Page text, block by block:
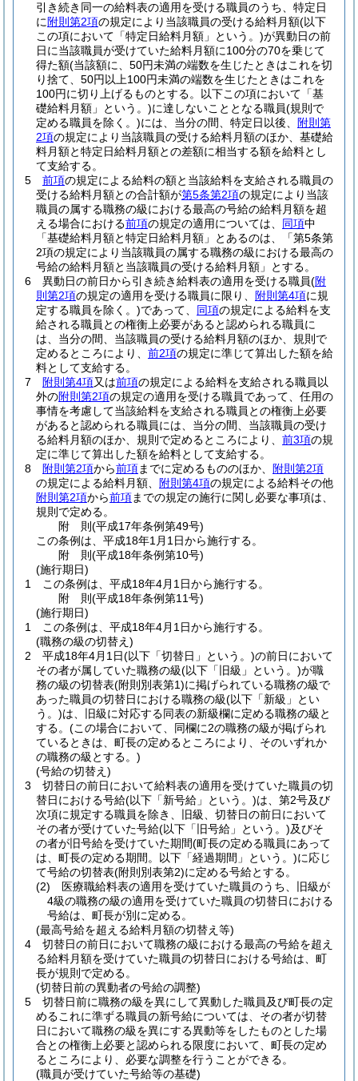
引き続き同一の給料表の適用を受ける職員のうち、特定日
に 附則第2項の規定により当該職員の受ける給料月額(以下
この項において「特定日給料月額」という。)が異動日の前
日に当該職員が受けていた給料月額に100分の70を乗じて
得た額(当該額に、50円未満の端数を生じたときはこれを切
り捨て、50円以上100円未満の端数を生じたときはこれを
100円に切り上げるものとする。以下この項において「基
礎給料月額」という。)に達しないこととなる職員(規則で
定める職員を除く。)には、当分の間、特定日以後、
附則第
2項の規定により当該職員の受ける給料月額のほか、基礎給
料月額と特定日給料月額との差額に相当する額を給料とし
て支給する。
5
前項の規定による給料の額と当該給料を支給される職員の
受ける給料月額との合計額が第5条第2項の規定により当該
職員の属する職務の級における最高の号給の給料月額を超
える場合における前項の規定の適用については、 同項中
「基礎給料月額と特定日給料月額」とあるのは、「第5条第
2項の規定により当該職員の属する職務の級における最高の
号給の給料月額と当該職員の受ける給料月額」とする。
6
異動日の前日から引き続き給料表の適用を受ける職員(附
則第2項の規定の適用を受ける職員に限り、 附則第4項に規
定する職員を除く。)であって、 同項の規定による給料を支
給される職員との権衡上必要があると認められる職員に
は、当分の間、当該職員の受ける給料月額のほか、規則で
定めるところにより、 前2項の規定に準じて算出した額を給
料として支給する。
7
附則第4項又は前項の規定による給料を支給される職員以
外の附則第2項の規定の適用を受ける職員であって、任用の
事情を考慮して当該給料を支給される職員との権衡上必要
があると認められる職員には、当分の間、当該職員の受け
る給料月額のほか、規則で定めるところにより、 前3項の規
定に準じて算出した額を給料として支給する。
8
附則第2項から前項までに定めるもののほか、
附則第2項
の規定による給料月額、
附則第4項の規定による給料その他
附則第2項から前項までの規定の施行に関し必要な事項は、
規則で定める。
附 則(平成17年条例第49号)
この条例は、平成18年1月1日から施行する。
附 則(平成18年条例第10号)
(施行期日)
1
この条例は、平成18年4月1日から施行する。
附 則(平成18年条例第11号)
(施行期日)
1
この条例は、平成18年4月1日から施行する。
(職務の級の切替え)
2
平成18年4月1日(以下「切替日」という。)の前日において
その者が属していた職務の級(以下「旧級」という。)が職
務の級の切替表(附則別表第1)に掲げられている職務の級で
あった職員の切替日における職務の級(以下「新級」とい
う。)は、旧級に対応する同表の新級欄に定める職務の級と
する。 (この場合において、同欄に2の職務の級が掲げられ
ているときは、町長の定めるところにより、そのいずれか
の職務の級とする。)
(号給の切替え)
3
切替日の前日において給料表の適用を受けていた職員の切
替日における号給(以下「新号給」という。)は、第2号及び
次項に規定する職員を除き、旧級、切替日の前日において
その者が受けていた号給(以下「旧号給」という。)及びそ
の者が旧号給を受けていた期間(町長の定める職員にあって
は、町長の定める期間。以下「経過期間」という。)に応じ
て号給の切替表(附則別表第2)に定める号給とする。
(2)
医療職給料表の適用を受けていた職員のうち、旧級が
4級の職務の級の適用を受けていた職員の切替日における
号給は、町長が別に定める。
(最高号給を超える給料月額の切替え等)
4
切替日の前日において職務の級における最高の号給を超え
る給料月額を受けていた職員の切替日における号給は、町
長が規則で定める。
(切替日前の異動者の号給の調整)
5
切替日前に職務の級を異にして異動した職員及び町長の定
めるこれに準ずる職員の新号給については、その者が切替
日において職務の級を異にする異動等をしたものとした場
合との権衡上必要と認められる限度において、町長の定め
るところにより、必要な調整を行うことができる。
(職員が受けていた号給等の基礎)